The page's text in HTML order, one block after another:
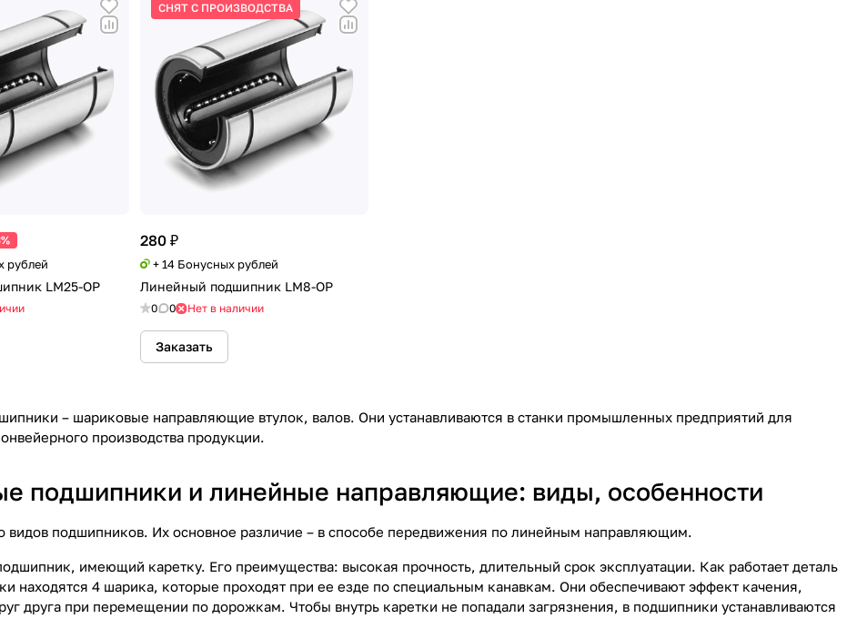
рублей
LM25-OP
СНЯТ С ПРОИЗВОДСТВА
280 ₽
+ 14 Бонусных рублей
Линейный подшипник LM8-OP
0 0 Нет в наличии
Заказать
– шариковые направляющие втулок, валов. Они устанавливаются в станки промышленных предприятий для
производства продукции.
подшипники и линейные направляющие: виды, особенности
видов подшипников. Их основное различие – в способе передвижения по линейным направляющим.
имеющий каретку. Его преимущества: высокая прочность, длительный срок эксплуатации. Как работает деталь
находятся 4 шарика, которые проходят при ее езде по специальным канавкам. Они обеспечивают эффект качения,
друга при перемещении по дорожкам. Чтобы внутрь каретки не попадали загрязнения, в подшипники устанавливаются